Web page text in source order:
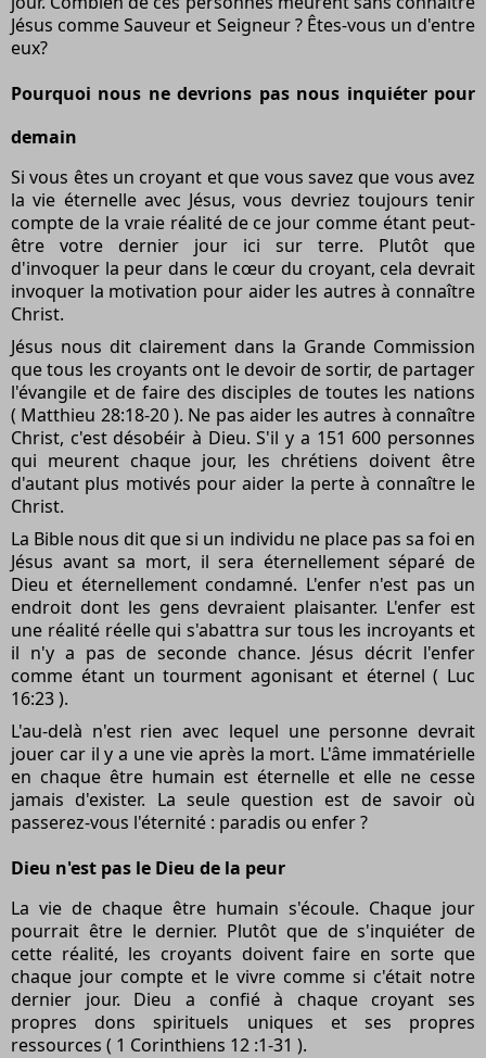
Jésus comme Sauveur et Seigneur ? Êtes-vous un d'entre
eux?
Pourquoi nous ne devrions pas nous inquiéter pour
demain
Si vous êtes un croyant et que vous savez que vous avez
la vie éternelle avec Jésus, vous devriez toujours tenir
compte de la vraie réalité de ce jour comme étant peut-
être votre dernier jour ici sur terre. Plutôt que
d'invoquer la peur dans le cœur du croyant, cela devrait
invoquer la motivation pour aider les autres à connaître
Christ.
Jésus nous dit clairement dans la Grande Commission
que tous les croyants ont le devoir de sortir, de partager
l'évangile et de faire des disciples de toutes les nations
( Matthieu 28:18-20 ). Ne pas aider les autres à connaître
Christ, c'est désobéir à Dieu. S'il y a 151 600 personnes
qui meurent chaque jour, les chrétiens doivent être
d'autant plus motivés pour aider la perte à connaître le
Christ.
La Bible nous dit que si un individu ne place pas sa foi en
Jésus avant sa mort, il sera éternellement séparé de
Dieu et éternellement condamné. L'enfer n'est pas un
endroit dont les gens devraient plaisanter. L'enfer est
une réalité réelle qui s'abattra sur tous les incroyants et
il n'y a pas de seconde chance. Jésus décrit l'enfer
comme étant un tourment agonisant et éternel ( Luc
16:23 ).
L'au-delà n'est rien avec lequel une personne devrait
jouer car il y a une vie après la mort. L'âme immatérielle
en chaque être humain est éternelle et elle ne cesse
jamais d'exister. La seule question est de savoir où
passerez-vous l'éternité : paradis ou enfer ?
Dieu n'est pas le Dieu de la peur
La vie de chaque être humain s'écoule. Chaque jour
pourrait être le dernier. Plutôt que de s'inquiéter de
cette réalité, les croyants doivent faire en sorte que
chaque jour compte et le vivre comme si c'était notre
dernier jour. Dieu a confié à chaque croyant ses
propres dons spirituels uniques et ses propres
ressources ( 1 Corinthiens 12 :1-31 ).